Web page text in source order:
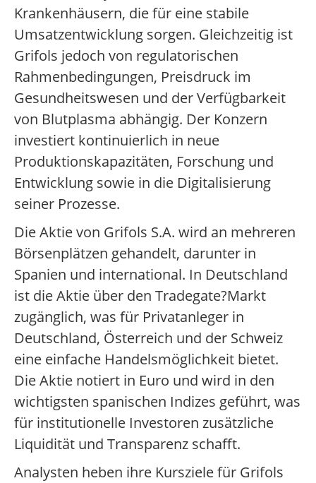
Krankenhäusern, die für eine stabile
Umsatzentwicklung sorgen. Gleichzeitig ist
Grifols jedoch von regulatorischen
Rahmenbedingungen, Preisdruck im
Gesundheitswesen und der Verfügbarkeit
von Blutplasma abhängig. Der Konzern
investiert kontinuierlich in neue
Produktionskapazitäten, Forschung und
Entwicklung sowie in die Digitalisierung
seiner Prozesse.
Die Aktie von Grifols S.A. wird an mehreren
Börsenplätzen gehandelt, darunter in
Spanien und international. In Deutschland
ist die Aktie über den Tradegate?Markt
zugänglich, was für Privatanleger in
Deutschland, Österreich und der Schweiz
eine einfache Handelsmöglichkeit bietet.
Die Aktie notiert in Euro und wird in den
wichtigsten spanischen Indizes geführt, was
für institutionelle Investoren zusätzliche
Liquidität und Transparenz schafft.
Analysten heben ihre Kursziele für Grifols